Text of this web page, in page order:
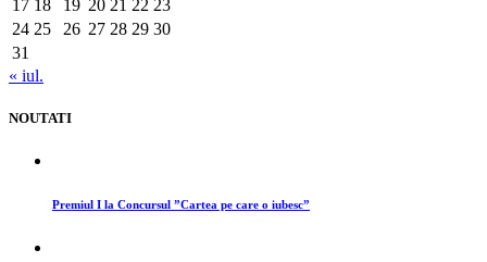
17 18 19 20 21 22 23
24 25 26 27 28 29 30
31
« iul.
NOUTATI
Premiul I la Concursul ”Cartea pe care o iubesc”